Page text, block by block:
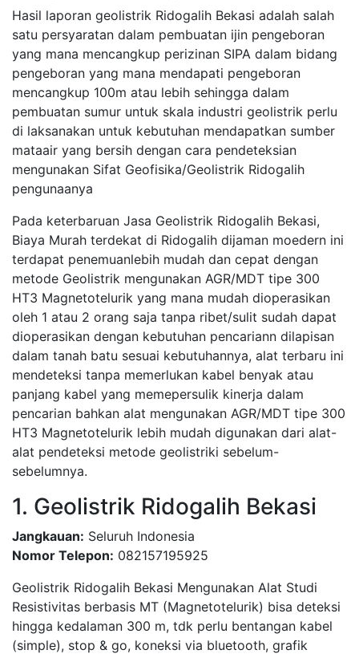
Hasil laporan geolistrik Ridogalih Bekasi adalah salah
satu persyaratan dalam pembuatan ijin pengeboran
yang mana mencangkup perizinan SIPA dalam bidang
pengeboran yang mana mendapati pengeboran
mencangkup 100m atau lebih sehingga dalam
pembuatan sumur untuk skala industri geolistrik perlu
di laksanakan untuk kebutuhan mendapatkan sumber
mataair yang bersih dengan cara pendeteksian
mengunakan Sifat Geofisika/Geolistrik Ridogalih
pengunaanya
Pada keterbaruan Jasa Geolistrik Ridogalih Bekasi,
Biaya Murah terdekat di Ridogalih dijaman moedern ini
terdapat penemuanlebih mudah dan cepat dengan
metode Geolistrik mengunakan AGR/MDT tipe 300
HT3 Magnetotelurik yang mana mudah dioperasikan
oleh 1 atau 2 orang saja tanpa ribet/sulit sudah dapat
dioperasikan dengan kebutuhan pencariann dilapisan
dalam tanah batu sesuai kebutuhannya, alat terbaru ini
mendeteksi tanpa memerlukan kabel benyak atau
panjang kabel yang memepersulik kinerja dalam
pencarian bahkan alat mengunakan AGR/MDT tipe 300
HT3 Magnetotelurik lebih mudah digunakan dari alat-
alat pendeteksi metode geolistriki sebelum-
sebelumnya.
1. Geolistrik Ridogalih Bekasi
Jangkauan: Seluruh Indonesia
Nomor Telepon: 082157195925
Geolistrik Ridogalih Bekasi Mengunakan Alat Studi
Resistivitas berbasis MT (Magnetotelurik) bisa deteksi
hingga kedalaman 300 m, tdk perlu bentangan kabel
(simple), stop & go, koneksi via bluetooth, grafik